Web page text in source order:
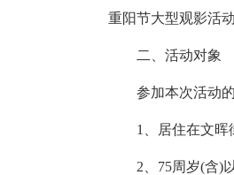
重阳节大型观影活
二、活动对象
参加本次活动
1、居住在文晖
2、75周岁(含)